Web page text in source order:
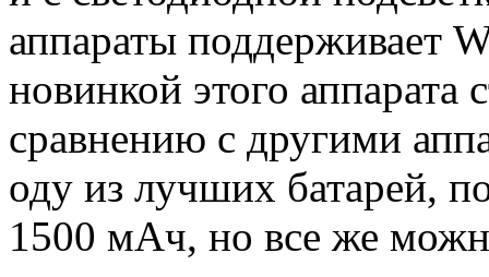
аппараты поддерживает
новинкой этого
сравнению с другими
оду из лучших батарей,
1500 мАч, но все же